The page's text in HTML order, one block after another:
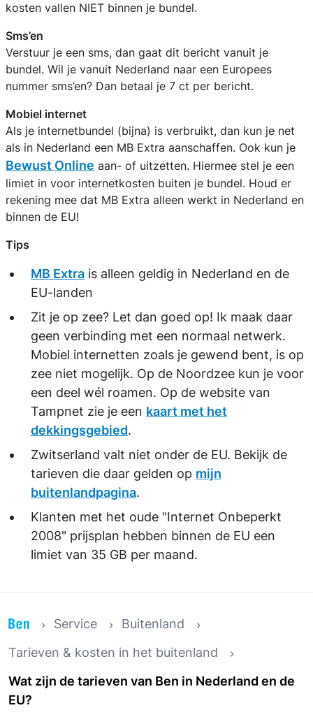
kosten vallen NIET binnen je bundel.
Sms’en
Verstuur je een sms, dan gaat dit bericht vanuit je
bundel. Wil je vanuit Nederland naar een Europees
nummer sms’en? Dan betaal je 7 ct per bericht.
Mobiel internet
Als je internetbundel (bijna) is verbruikt, dan kun je net
als in Nederland een MB Extra aanschaffen. Ook kun je
Bewust Online aan- of uitzetten. Hiermee stel je een
limiet in voor internetkosten buiten je bundel. Houd er
rekening mee dat MB Extra alleen werkt in Nederland en
binnen de EU!
Tips
MB Extra is alleen geldig in Nederland en de
EU-landen
Zit je op zee? Let dan goed op! Ik maak daar
geen verbinding met een normaal netwerk.
Mobiel internetten zoals je gewend bent, is op
zee niet mogelijk. Op de Noordzee kun je voor
een deel wél roamen. Op de website van
Tampnet zie je een kaart met het
dekkingsgebied.
Zwitserland valt niet onder de EU. Bekijk de
tarieven die daar gelden op mijn
buitenlandpagina.
Klanten met het oude "Internet Onbeperkt
2008" prijsplan hebben binnen de EU een
limiet van 35 GB per maand.
Service
Buitenland
Tarieven & kosten in het buitenland
Wat zijn de tarieven van Ben in Nederland en de
EU?